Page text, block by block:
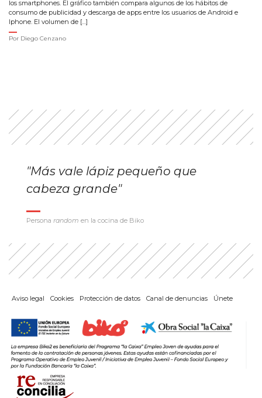
los smartphones. El gráfico también compara algunos de los hábitos de
consumo de publicidad y descarga de apps entre los usuarios de Android e
Iphone. El volumen de […]
Por Diego Cenzano
"Más vale lápiz pequeño que
cabeza grande"
Persona random en la cocina de Biko
Aviso legal Cookies Protección de datos Canal de denuncias Únete